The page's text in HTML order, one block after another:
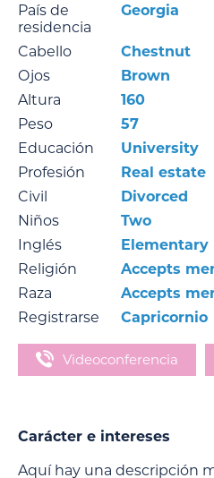
País de
residencia
Georgia
Cabello
Chestnut
Ojos
Brown
Altura
160
Peso
57
Educación
University
Profesión
Real estate
Civil
Divorced
Niños
Two
Inglés
Elementary
Religión
Accepts
Raza
Accepts
Registrarse
Capricornio
Videoconferencia
Carácter e intereses
Aquí hay una descripción